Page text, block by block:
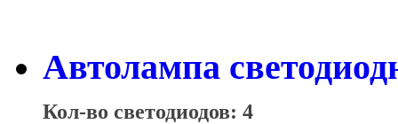
Автолампа
Кол-во светодиодов: 4